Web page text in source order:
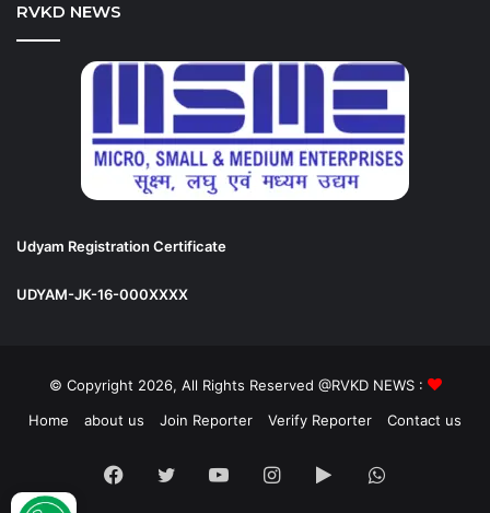
RVKD NEWS
Udyam Registration Certificate
UDYAM-JK-16-000XXXX
© Copyright 2026, All Rights Reserved @RVKD NEWS :
Home
about us Join Reporter Verify Reporter Contact us
Facebook
TwitterYouTubeInstagram
GoogleWhatsApp